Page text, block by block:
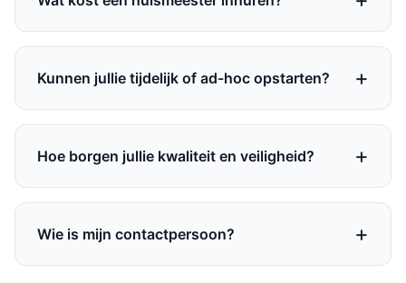
Kunnen jullie tijdelijk of ad-hoc opstarten?
Hoe borgen jullie kwaliteit en veiligheid?
Wie is mijn contactpersoon?